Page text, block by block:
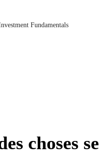
Fundamentals
choses se